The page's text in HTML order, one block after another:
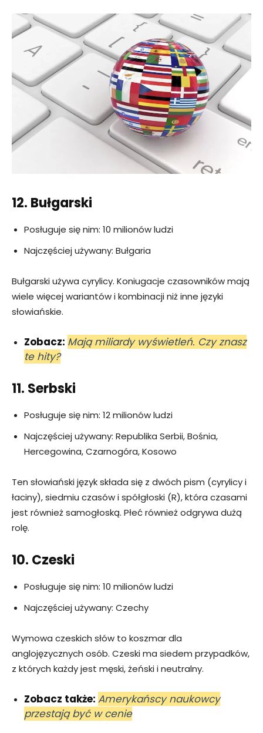
12. Bułgarski
Posługuje się nim: 10 milionów ludzi
Najczęściej używany: Bułgaria
Bułgarski używa cyrylicy. Koniugacje czasowników mają
wiele więcej wariantów i kombinacji niż inne języki
słowiańskie.
Zobacz: Mają miliardy wyświetleń. Czy znasz
te hity?
11. Serbski
Posługuje się nim: 12 milionów ludzi
Najczęściej używany: Republika Serbii, Bośnia,
Hercegowina, Czarnogóra, Kosowo
Ten słowiański język składa się z dwóch pism (cyrylicy i
łaciny), siedmiu czasów i spółgłoski (R), która czasami
jest również samogłoską. Płeć również odgrywa dużą
rolę.
10. Czeski
Posługuje się nim: 10 milionów ludzi
Najczęściej używany: Czechy
Wymowa czeskich słów to koszmar dla
anglojęzycznych osób. Czeski ma siedem przypadków,
z których każdy jest męski, żeński i neutralny.
Zobacz także: Amerykańscy naukowcy
przestają być w cenie